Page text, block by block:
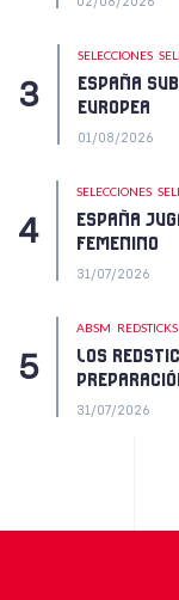
SELECCIONES
ESPAÑA
EUROPEA
01/08/2026
SELECCIONES
ESPAÑA
FEMENINO
31/07/2026
ABSM REDSTICKS
LOS
31/07/2026